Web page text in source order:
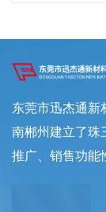
东莞市迅杰通新
南郴州建立了珠
推广、销售功能